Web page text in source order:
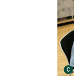
C